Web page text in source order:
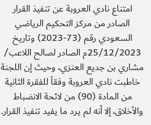
امتناع نادي العروبة عن تنفيذ القرار
الصادر من مركز التحكيم الرياضي
السعودي رقم (73-2023) وتاريخ
25/12/2023م الصادر لصالح اللاعب/
مشاري بن جديع العنزي، وحيث إن اللجنة
خاطبت نادي العروبة وفقاَ للفقرة الثانية
من المادة (90) من لائحة الانضباط
والأخلاق، إلا أنه لم يرد ما يفيد تنفيذ القرار.